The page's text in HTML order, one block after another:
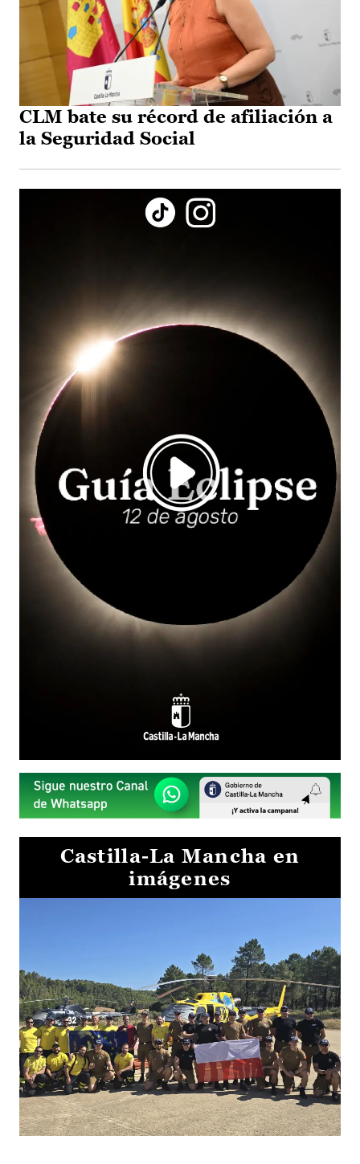
CLM bate su récord de afiliación a
la Seguridad Social
Castilla-La Mancha en
imágenes